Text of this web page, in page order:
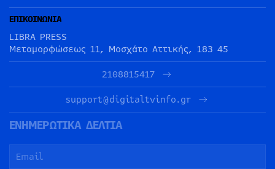
ΕΠΙΚΟΙΝΩΝΙΑ
LIBRA PRESS
Μεταμορφώσεως 11, Μοσχάτο Αττικής, 183 45
2108815417
support@digitaltvinfo.gr
ΕΝΗΜΕΡΩΤΙΚΑ ΔΕΛΤΙΑ